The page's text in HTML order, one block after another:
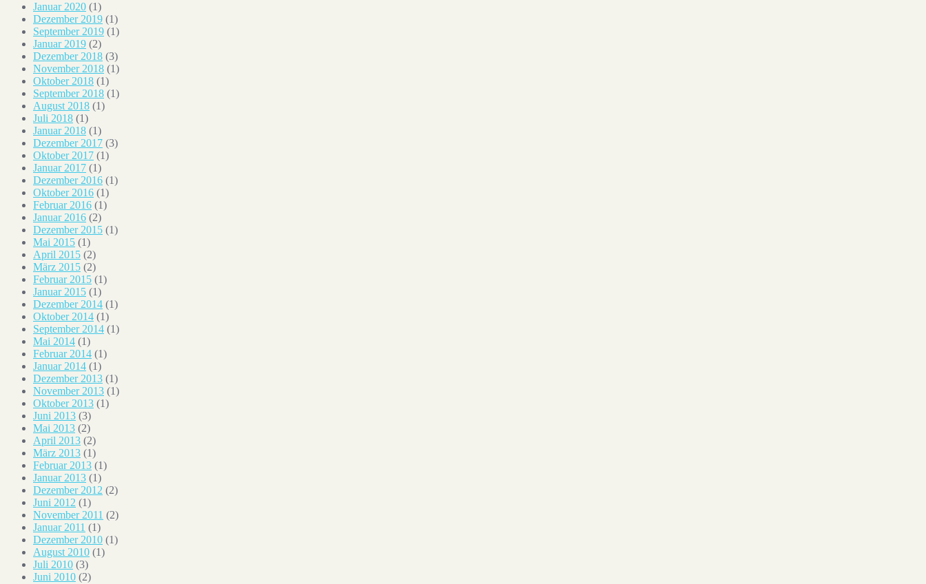
Januar 2020 (1)
Dezember 2019 (1)
September 2019 (1)
Januar 2019 (2)
Dezember 2018 (3)
November 2018 (1)
Oktober 2018 (1)
September 2018 (1)
August 2018 (1)
Juli 2018 (1)
Januar 2018 (1)
Dezember 2017 (3)
Oktober 2017 (1)
Januar 2017 (1)
Dezember 2016 (1)
Oktober 2016 (1)
Februar 2016 (1)
Januar 2016 (2)
Dezember 2015 (1)
Mai 2015 (1)
April 2015 (2)
März 2015 (2)
Februar 2015 (1)
Januar 2015 (1)
Dezember 2014 (1)
Oktober 2014 (1)
September 2014 (1)
Mai 2014 (1)
Februar 2014 (1)
Januar 2014 (1)
Dezember 2013 (1)
November 2013 (1)
Oktober 2013 (1)
Juni 2013 (3)
Mai 2013 (2)
April 2013 (2)
März 2013 (1)
Februar 2013 (1)
Januar 2013 (1)
Dezember 2012 (2)
Juni 2012 (1)
November 2011 (2)
Januar 2011 (1)
Dezember 2010 (1)
August 2010 (1)
Juli 2010 (3)
Juni 2010 (2)